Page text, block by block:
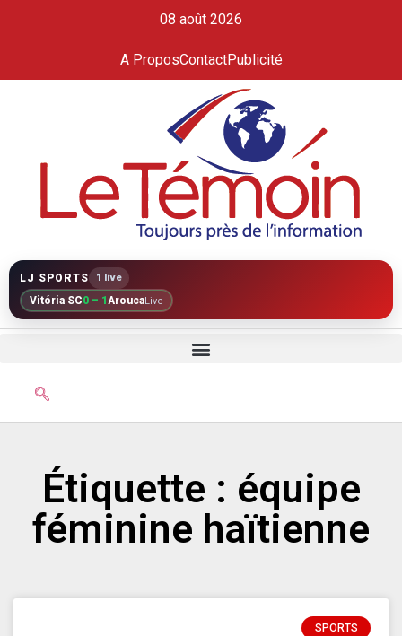
08 août 2026
A ProposContactPublicité
LJ SPORTS 1 live
Vitória SC0 – 1 AroucaLive
Étiquette : équipe
féminine haïtienne
SPORTS